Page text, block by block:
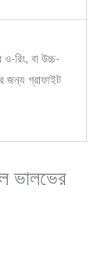
রিং, বা উচ্চ-
জন্য গ্রাফাইট
ভালভের